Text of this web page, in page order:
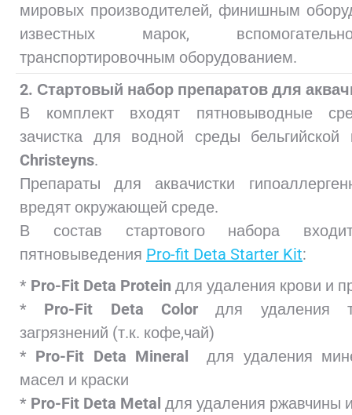
мировых производителей, финишным
известных марок,
транспортировочным оборудованием.
2. Стартовый набор препаратов для
В комплект входят пятновыводные
зачистка для водной среды бельгийской
Christeyns.
Препараты для аквачистки
вредят окружающей среде.
В состав стартового набора
пятновыведения Pro-fit Deta Starter Kit:
* Pro-Fit Deta Protein для удаления крови и
* Pro-Fit Deta Color для удаления
загрязнений (т.к. кофе,чай)
* Pro-Fit Deta Mineral для удаления
масел и краски
* Pro-Fit Deta Metal для удаления ржавчины